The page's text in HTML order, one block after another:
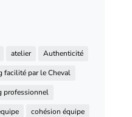
atelier
Authenticité
facilité par le Cheval
professionnel
cohésion équipe